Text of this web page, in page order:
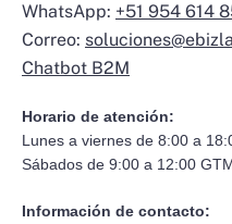
WhatsApp: +51 954 614
Correo:
Chatbot B2M
Horario de atención:
Lunes a viernes de 8:00 a
Sábados de 9:00 a 12:00
Información de contacto: